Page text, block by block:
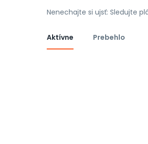
Nenechajte si ujsť: Sledujte
Aktívne Prebehlo